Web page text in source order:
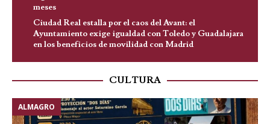
meses
Ciudad Real estalla por el caos del Avant: el
Ayuntamiento exige igualdad con Toledo y Guadalajara
en los beneficios de movilidad con Madrid
CULTURA
ALMAGRO